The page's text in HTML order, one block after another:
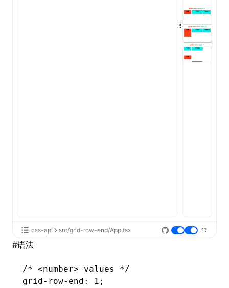
css-api src/grid-row-end/App.tsx
#语法
/* <number> values */
grid-row-end : 1;